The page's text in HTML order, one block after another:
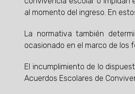
al momento del ingreso. En
La normativa también
ocasionado en el marco de los
El incumplimiento de lo
Acuerdos Escolares de